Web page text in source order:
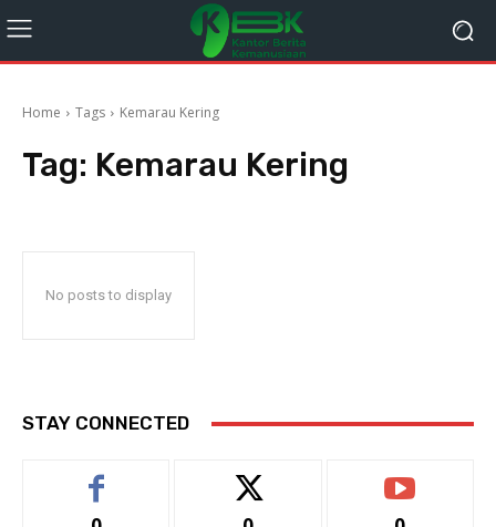
Home Tags Kemarau Kering
Tag: Kemarau Kering
No posts to display
STAY CONNECTED